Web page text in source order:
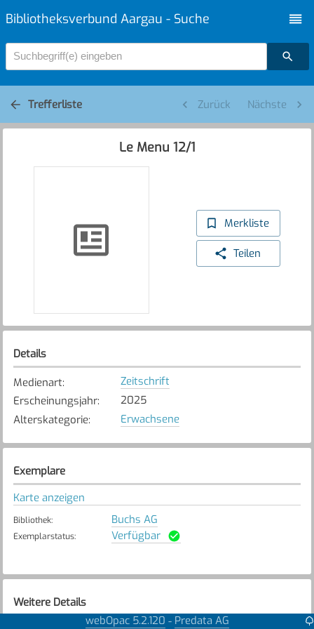
Bibliotheksverbund Aargau - Suche
Suchbegriff(e) eingeben
Trefferliste Zurück Nächste
Le Menu 12/1
Merkliste
Teilen
Details
Medienart:
Zeitschrift
Erscheinungsjahr:
2025
Alterskategorie: Erwachsene
Exemplare
Karte anzeigen
Bibliothek: Buchs AG
Exemplarstatus: Verfügbar
Weitere Details
webOpac 5.2.120 - Predata AG